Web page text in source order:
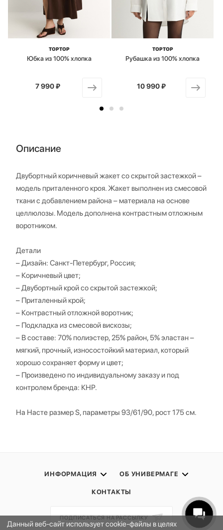
TOPTOP
Юбка из 100% хлопка
от
7 990 ₽
TOPTOP
Рубашка из 100% хлопка
от
10 990 ₽
Описание
Двубортный коричневый жакет со скрытой застежкой –
модель приталенного кроя. Жакет выполнен из смесовой
ткани с добавлением района – материала на основе
целлюлозы. Модель дополнена контрастным отложным
воротником.
Детали
– Дизайн: Санкт-Петербург, Россия;
– Коричневый цвет;
– Двубортный крой со скрытой застежкой;
– Приталенный крой;
– Контрастный отложной воротник;
– Подкладка из смесовой вискозы;
– В составе: 70% полиэстер, 25% район, 5% эластан –
мягкий, прочный, износостойкий материал, который
хорошо сохраняет форму и цвет;
– Произведено по индивидуальному заказу и под
контролем бренда: КНР.
На Насте размер S, параметры 93/61/90, рост 175 см.
ИНФОРМАЦИЯ ОБ УНИВЕРМАГЕ
КОНТАКТЫ
ПОДПИСАТЬСЯ НА РАССЫЛКУ
Данный веб-сайт использует cookie-файлы в целях